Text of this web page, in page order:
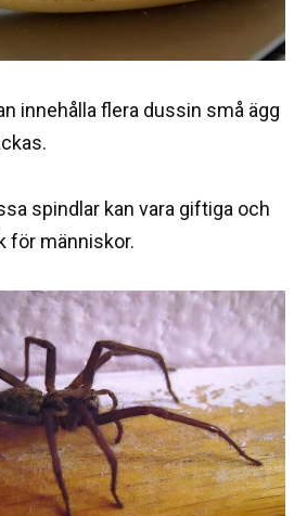
innehålla flera dussin små ägg
spindlar kan vara giftiga och
för människor.